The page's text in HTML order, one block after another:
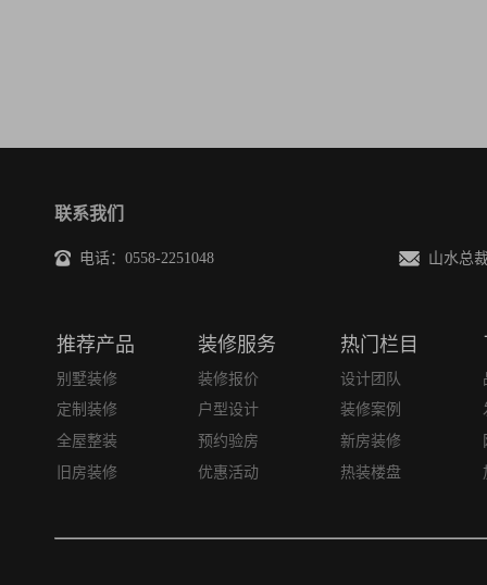
联系我们
电话：0558-2251048 山水总裁
推荐产品 装修服务 热门栏目
别墅装修 装修报价 设计团队
定制装修
户型设计 装修案例
全屋整装
预约验房 新房装修
旧房装修
优惠活动 热装楼盘